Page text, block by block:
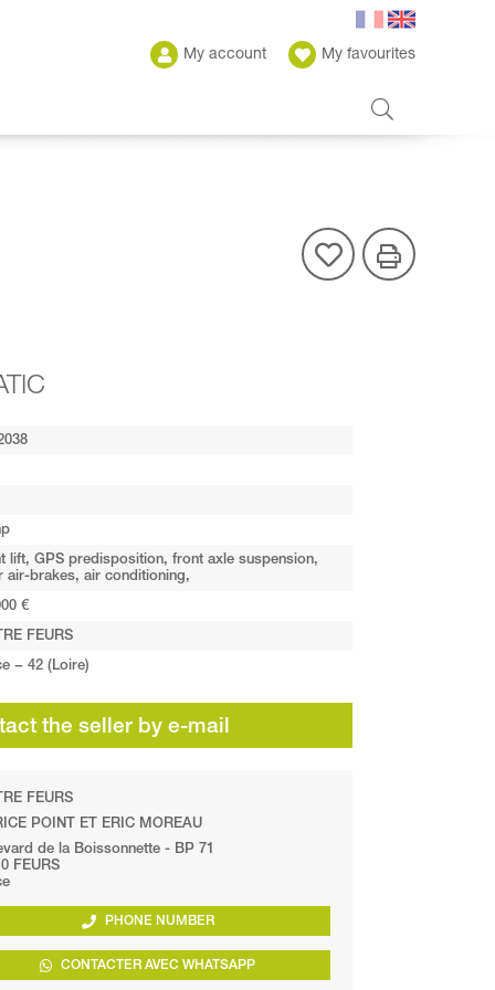
My account My favourites
lift, GPS predisposition, front axle suspension,
air-brakes, air conditioning,
€
FEURS
− 42 (Loire)
the seller by e-mail
FEURS
POINT ET ERIC MOREAU
de la Boissonnette - BP 71
FEURS
PHONE NUMBER
CONTACTER AVEC WHATSAPP